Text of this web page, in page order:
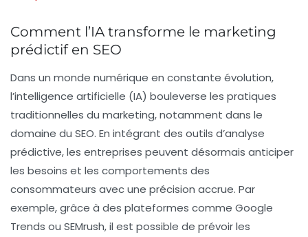
Comment l’IA transforme le marketing
prédictif en SEO
Dans un monde numérique en constante évolution,
l’intelligence artificielle (IA) bouleverse les pratiques
traditionnelles du marketing, notamment dans le
domaine du SEO. En intégrant des outils d’analyse
prédictive, les entreprises peuvent désormais anticiper
les besoins et les comportements des
consommateurs avec une précision accrue. Par
exemple, grâce à des plateformes comme Google
Trends ou SEMrush, il est possible de prévoir les